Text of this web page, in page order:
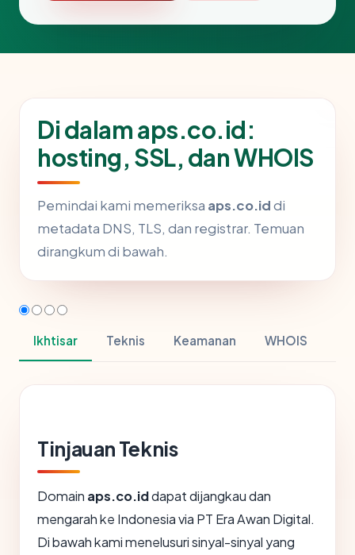
Di dalam aps.co.id:
hosting, SSL, dan WHOIS
Pemindai kami memeriksa aps.co.iddi
metadata DNS, TLS, dan registrar. Temuan
dirangkum di bawah.
Ikhtisar Teknis Keamanan WHOIS
Tinjauan Teknis
Domain aps.co.iddapat dijangkau dan
mengarah ke Indonesia via PT Era Awan Digital.
Di bawah kami menelusuri sinyal-sinyal yang